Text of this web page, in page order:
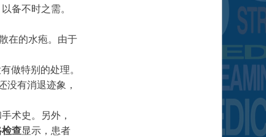
备不时之需。
在的水疱。由于
做特别的处理。
没有消退迹象，
术史。另外，
查显示，患者